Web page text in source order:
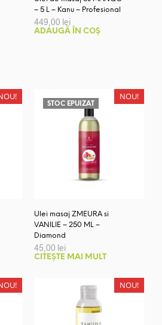
– 5 L – Kanu – Profesional
449,00 lei
ADAUGĂ ÎN COȘ
NOU!
STOC EPUIZAT
Ulei masaj ZMEURA si
VANILIE – 250 ML –
Diamond
45,00 lei
CITEȘTE MAI MULT
NOU!